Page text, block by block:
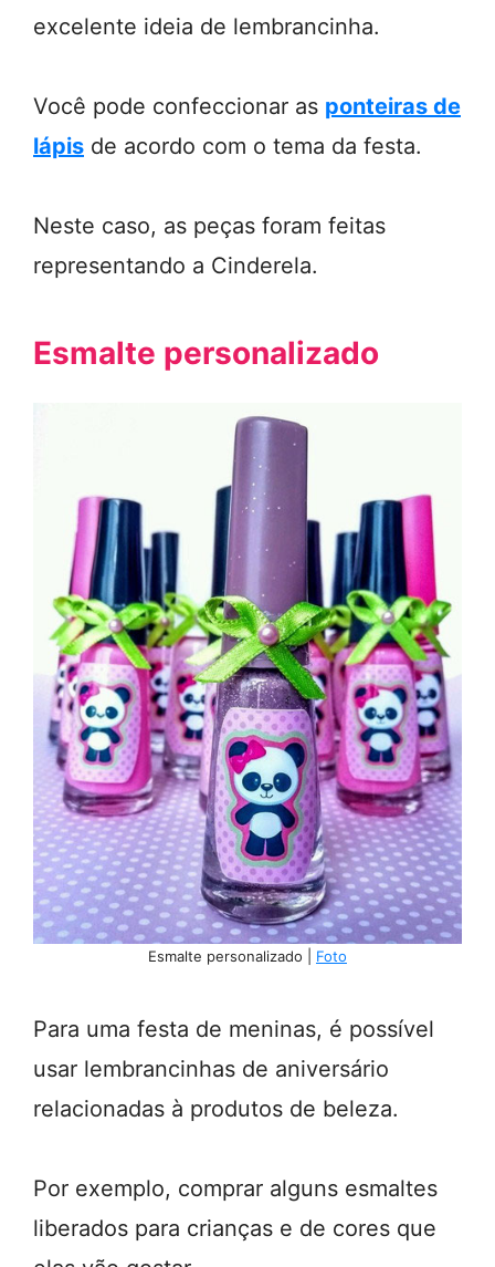
excelente ideia de lembrancinha.
Você pode confeccionar as ponteiras de
lápis de acordo com o tema da festa.
Neste caso, as peças foram feitas
representando a Cinderela.
Esmalte personalizado
Esmalte personalizado | Foto
Para uma festa de meninas, é possível
usar lembrancinhas de aniversário
relacionadas à produtos de beleza.
Por exemplo, comprar alguns esmaltes
liberados para crianças e de cores que